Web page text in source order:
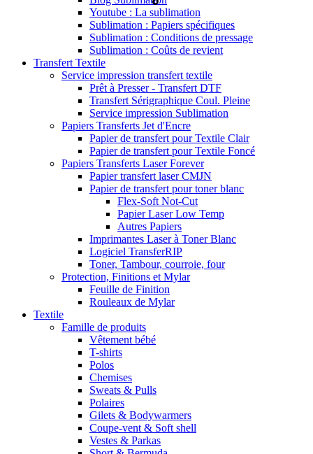
Youtube : La sublimation
Sublimation : Papiers spécifiques
Sublimation : Conditions de pressage
Sublimation : Coûts de revient
Transfert Textile
Service impression transfert textile
Prêt à Presser - Transfert DTF
Transfert Sérigraphique Coul. Pleine
Service impression Sublimation
Papiers Transferts Jet d'Encre
Papier de transfert pour Textile Clair
Papier de transfert pour Textile Foncé
Papiers Transferts Laser Forever
Papier transfert laser CMJN
Papier de transfert pour toner blanc
Flex-Soft Not-Cut
Papier Laser Low Temp
Autres Papiers
Imprimantes Laser à Toner Blanc
Logiciel TransferRIP
Toner, Tambour, courroie, four
Protection, Finitions et Mylar
Feuille de Finition
Rouleaux de Mylar
Textile
Famille de produits
Vêtement bébé
T-shirts
Polos
Chemises
Sweats & Pulls
Polaires
Gilets & Bodywarmers
Coupe-vent & Soft shell
Vestes & Parkas